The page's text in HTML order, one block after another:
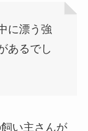
に漂う強
あるでし
い主さんが